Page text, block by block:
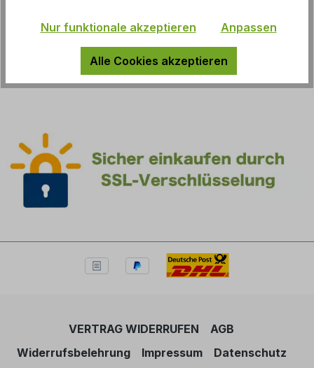
Produktexport Schnittstelle
Persönliche Beratung
Dropshipping
VERTRAG WIDERRUFEN
AGB
Widerrufsbelehrung
Impressum Datenschutz
Nur funktionale akzeptieren Anpassen
Alle Cookies akzeptieren